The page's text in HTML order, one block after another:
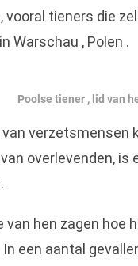
vooral tieners die
Warschau , Polen .
Poolse tiener , lid van
van verzetsmensen
overlevenden,
van hen zagen hoe
een aantal